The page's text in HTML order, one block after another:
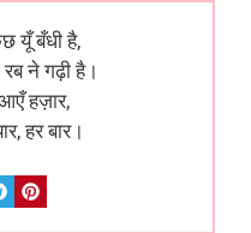
यूँ बँधी है,
ने गढ़ी है।
हज़ार,
हर बार।